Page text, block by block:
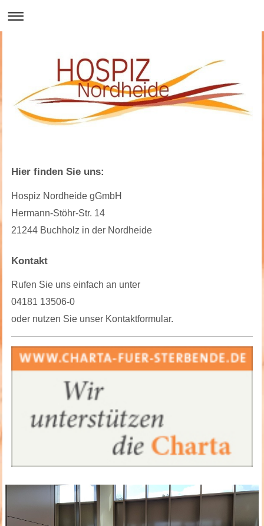
Hier finden Sie uns:
Hospiz Nordheide gGmbH
Hermann-Stöhr-Str. 14
21244 Buchholz in der Nordheide
Kontakt
Rufen Sie uns einfach an unter
04181 13506-0
oder nutzen Sie unser Kontaktformular.